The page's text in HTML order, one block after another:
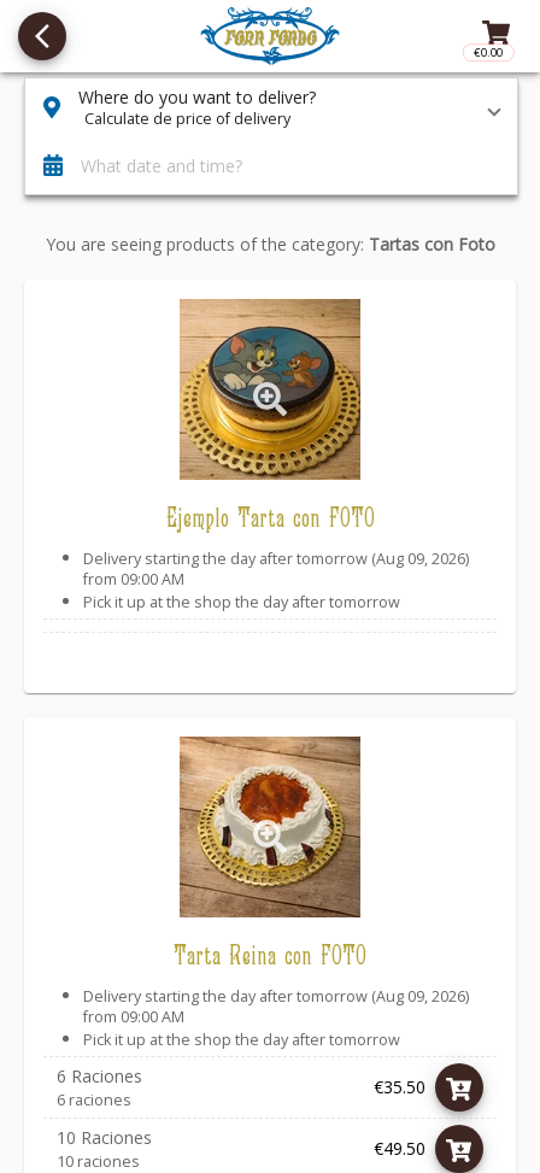
€0.00
Access
Where do you want to deliver?
Calculate de price of delivery
What date and time?
arrow_back_ios_new
You are seeing products of the category: Tartas con Foto
Link
Ejemplo Tarta con FOTO
Delivery starting the day after tomorrow (Aug 09, 2026)
from 09:00 AM
Pick it up at the shop the day after tomorrow
Tarta Reina con FOTO
Delivery starting the day after tomorrow (Aug 09, 2026)
from 09:00 AM
Pick it up at the shop the day after tomorrow
6 Raciones
6 raciones
€35.50
10 Raciones
10 raciones
€49.50